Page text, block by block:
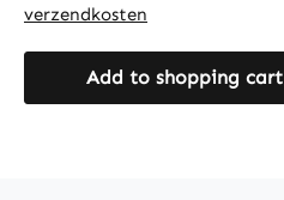
de capsulewand. Het product
bevat daarnaast L-leucine. Met 60
verzendkosten
Add to shopping cart